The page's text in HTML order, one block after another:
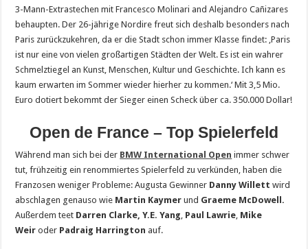
3-Mann-Extrastechen mit Francesco Molinari and Alejandro Cañizares
behaupten. Der 26-jährige Nordire freut sich deshalb besonders nach
Paris zurückzukehren, da er die Stadt schon immer Klasse findet: ‚Paris
ist nur eine von vielen großartigen Städten der Welt. Es ist ein wahrer
Schmelztiegel an Kunst, Menschen, Kultur und Geschichte. Ich kann es
kaum erwarten im Sommer wieder hierher zu kommen.‘ Mit 3,5 Mio.
Euro dotiert bekommt der Sieger einen Scheck über ca. 350.000 Dollar!
Open de France – Top Spielerfeld
Während man sich bei der BMW International Open immer schwer
tut, frühzeitig ein renommiertes Spielerfeld zu verkünden, haben die
Franzosen weniger Probleme: Augusta Gewinner Danny Willett wird
abschlagen genauso wie Martin Kaymer und Graeme McDowell.
Außerdem teet Darren Clarke, Y.E. Yang, Paul Lawrie, Mike
Weir oder Padraig Harrington auf.